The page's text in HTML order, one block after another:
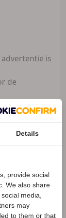
is
de
de opties
geen
Bel
Details
provide social
We also share
media,
may
to them or that